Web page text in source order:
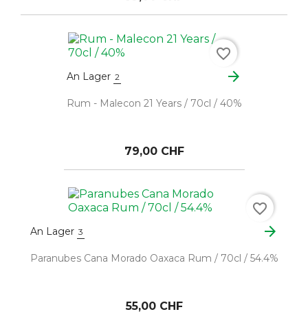
An Lager 2 arrow_forward
Rum - Malecon 21 Years / 70cl / 40%
79,00 CHF
favorite_border
An Lager 3 arrow_forward
Paranubes Cana Morado Oaxaca Rum / 70cl / 54.4%
55,00 CHF
favorite_border